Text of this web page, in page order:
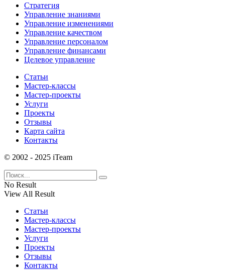
Стратегия
Управление знаниями
Управление изменениями
Управление качеством
Управление персоналом
Управление финансами
Целевое управление
Статьи
Мастер-классы
Мастер-проекты
Услуги
Проекты
Отзывы
Карта сайта
Контакты
© 2002 - 2025 iTeam
No Result
View All Result
Статьи
Мастер-классы
Мастер-проекты
Услуги
Проекты
Отзывы
Контакты